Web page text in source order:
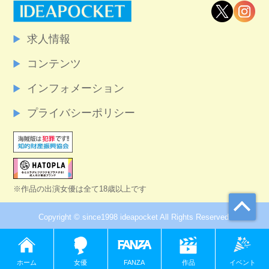
求人情報
コンテンツ
インフォメーション
プライバシーポリシー
※作品の出演女優は全て18歳以上です
Copyright © since1998 ideapocket All Rights Reserved.
ホーム 女優 FANZA 作品 イベント